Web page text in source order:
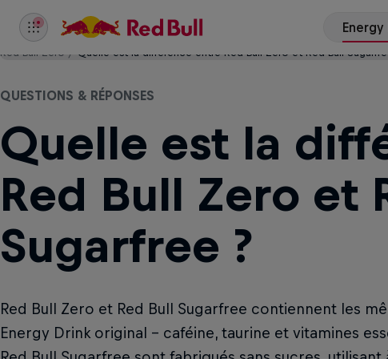
Red Bull Zero Quelle est la différence entre Red Bull Zero et Red Bull
QUESTIONS & RÉPONSES
Quelle est la
Red Bull Zero et
Sugarfree ?
Red Bull Zero et Red Bull Sugarfree contiennent les
Energy Drink original – caféine, taurine et vitamines